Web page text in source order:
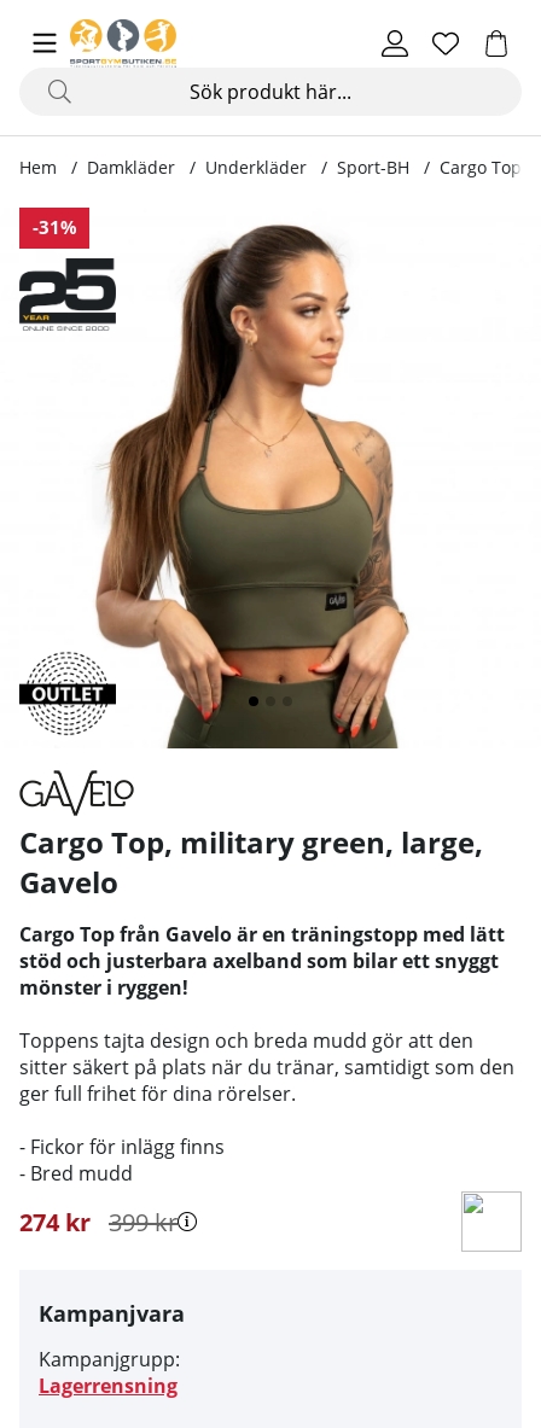
Hem Damkläder Underkläder Sport-BH Cargo Top,
-31%
Produktbilder Cargo Top, military green
Cargo Top, military green, large,
Gavelo
Cargo Top från Gavelo är en träningstopp med lätt
stöd och justerbara axelband som bilar ett snyggt
mönster i ryggen!
Toppens tajta design och breda mudd gör att den
sitter säkert på plats när du tränar, samtidigt som den
ger full frihet för dina rörelser.
- Fickor för inlägg finns
- Bred mudd
399kr
274kr
Kampanjvara
Kampanjgrupp:
Lagerrensning